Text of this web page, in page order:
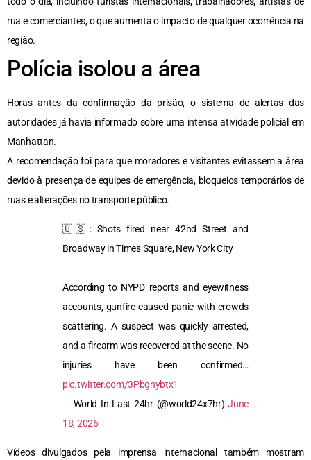
rua e comerciantes, o que aumenta o impacto de qualquer ocorrência na
região.
Polícia isolou a área
Horas antes da confirmação da prisão, o sistema de alertas das
autoridades já havia informado sobre uma intensa atividade policial em
Manhattan.
A recomendação foi para que moradores e visitantes evitassem a área
devido à presença de equipes de emergência, bloqueios temporários de
ruas e alterações no transporte público.
🇺🇸: Shots fired near 42nd Street and
Broadway in Times Square, New York City
According to NYPD reports and eyewitness
accounts, gunfire caused panic with crowds
scattering. A suspect was quickly arrested,
and a firearm was recovered at the scene. No
injuries have been confirmed…
pic.twitter.com/3Pbgnybtx1
— World In Last 24hr (@world24x7hr)June
18, 2026
Vídeos divulgados pela imprensa internacional também mostram